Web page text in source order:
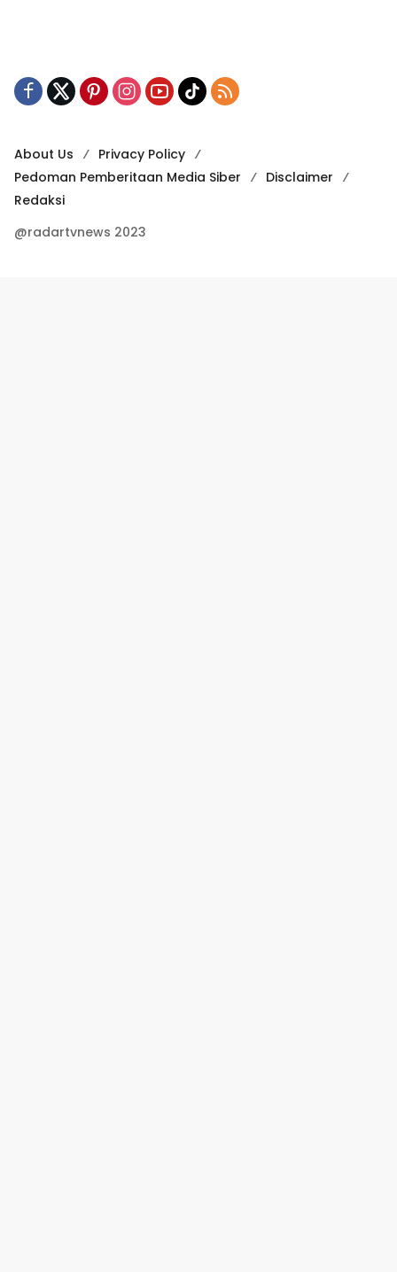
About Us
Privacy Policy
Pedoman Pemberitaan Media Siber
Disclaimer
Redaksi
@radartvnews 2023